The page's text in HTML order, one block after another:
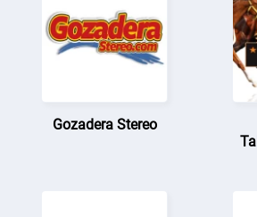
Gozadera Stereo